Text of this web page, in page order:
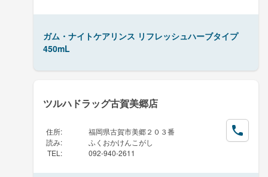
ガム・ナイトケアリンス リフレッシュハーブタイプ
450mL
ツルハドラッグ古賀美郷店
住所:
福岡県古賀市美郷２０３番
読み:
ふくおかけんこがし
TEL : 092-940-2611